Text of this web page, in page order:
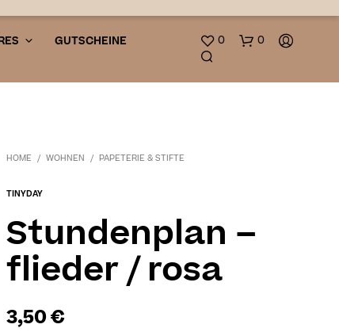
GUTSCHEINE
0 0
HOME / WOHNEN / PAPETERIE & STIFTE
TINYDAY
Stundenplan –
flieder / rosa
3,50€